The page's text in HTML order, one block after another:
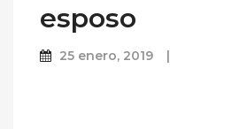
esposo
25 enero, 2019